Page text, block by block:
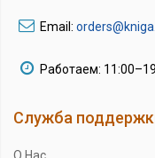
Email:
Работаем:
Служба